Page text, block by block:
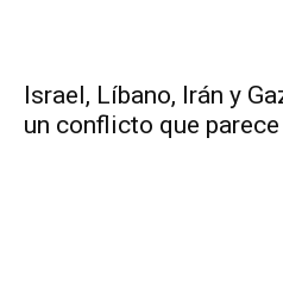
Israel, Líbano, Irán y
un conflicto que